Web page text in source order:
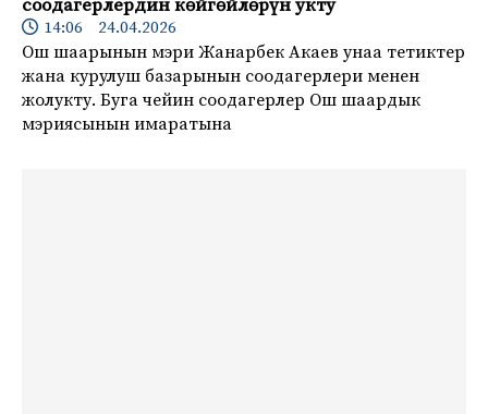
соодагерлердин көйгөйлөрүн укту
14:06 24.04.2026
Ош шаарынын мэри Жанарбек Акаев унаа тетиктер
жана курулуш базарынын соодагерлери менен
жолукту. Буга чейин соодагерлер Ош шаардык
мэриясынын имаратына